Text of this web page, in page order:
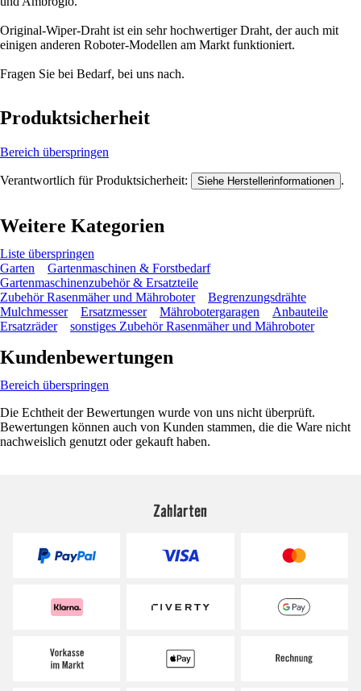
Original-Wiper-Draht ist ein sehr hochwertiger Draht, der auch mit
einigen anderen Roboter-Modellen am Markt funktioniert.
Fragen Sie bei Bedarf, bei uns nach.
Produktsicherheit
Bereich überspringen
Verantwortlich für Produktsicherheit: Siehe Herstellerinformationen .
Weitere Kategorien
Liste überspringen
Garten
Gartenmaschinen & Forstbedarf
Gartenmaschinenzubehör & Ersatzteile
Zubehör Rasenmäher und Mähroboter
Begrenzungsdrähte
Mulchmesser
Ersatzmesser Mährobotergaragen
Anbauteile
Ersatzräder
sonstiges Zubehör Rasenmäher und Mähroboter
Kundenbewertungen
Bereich überspringen
Die Echtheit der Bewertungen wurde von uns nicht überprüft.
Bewertungen können auch von Kunden stammen, die die Ware nicht
nachweislich genutzt oder gekauft haben.
Zahlarten